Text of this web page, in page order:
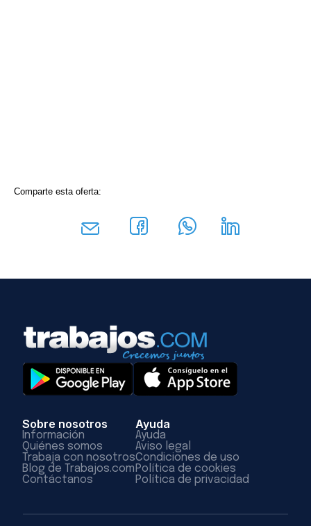
Comparte esta oferta:
Sobre nosotros
Información
Quiénes somos
Trabaja con nosotros
Blog de Trabajos.com
Contáctanos
Ayuda
Ayuda
Aviso legal
Condiciones de uso
Política de cookies
Política de privacidad